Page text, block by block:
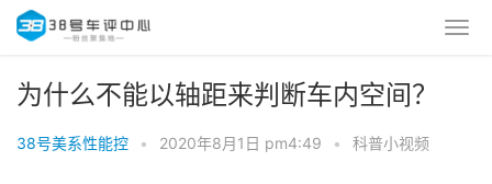
为什么不能以轴距来判断车内空间？
38号美系性能控 • 2020年8月1日 pm4:49 • 科普小视频